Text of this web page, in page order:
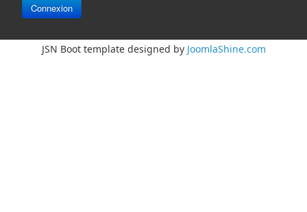
Connexion
JSN Boot template designed by JoomlaShine.com